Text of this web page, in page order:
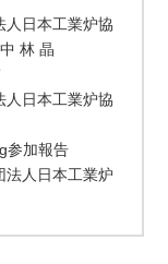
本工業炉協
林 晶
本工業炉協
参加報告
日本工業炉